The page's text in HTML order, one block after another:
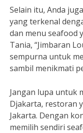
Selain itu, Anda
yang terkenal
dan menu seafood
Tania, “Jimbaran
sempurna untuk
sambil menikmati
Jangan lupa untuk
Djakarta, restoran
Jakarta. Dengan
memilih sendiri